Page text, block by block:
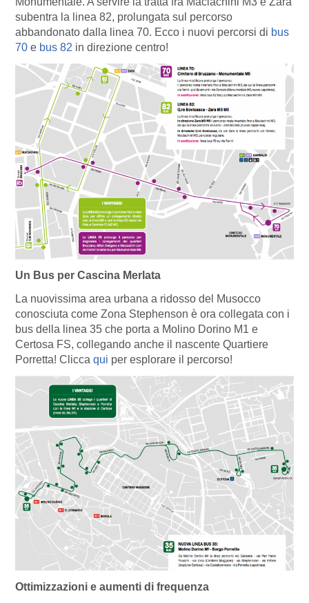
subentra la linea 82, prolungata sul percorso
abbandonato dalla linea 70. Ecco i nuovi percorsi di bus
70 e bus 82 in direzione centro!
Un Bus per Cascina Merlata
La nuovissima area urbana a ridosso del Musocco
conosciuta come Zona Stephenson è ora collegata con i
bus della linea 35 che porta a Molino Dorino M1 e
Certosa FS, collegando anche il nascente Quartiere
Porretta! Clicca qui per esplorare il percorso!
Ottimizzazioni e aumenti di frequenza